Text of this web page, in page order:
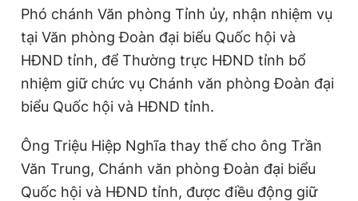
Phó chánh Văn phòng Tỉnh ủy, nhận nhiệm vụ
tại Văn phòng Đoàn đại biểu Quốc hội và
HĐND tỉnh, để Thường trực HĐND tỉnh bổ
nhiệm giữ chức vụ Chánh văn phòng Đoàn đại
biểu Quốc hội và HĐND tỉnh.
Ông Triệu Hiệp Nghĩa thay thế cho ông Trần
Văn Trung, Chánh văn phòng Đoàn đại biểu
Quốc hội và HĐND tỉnh, được điều động giữ